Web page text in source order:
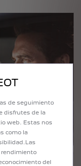
de seguimiento
disfrutes de la
web. Estas nos
como la
rendimiento
del